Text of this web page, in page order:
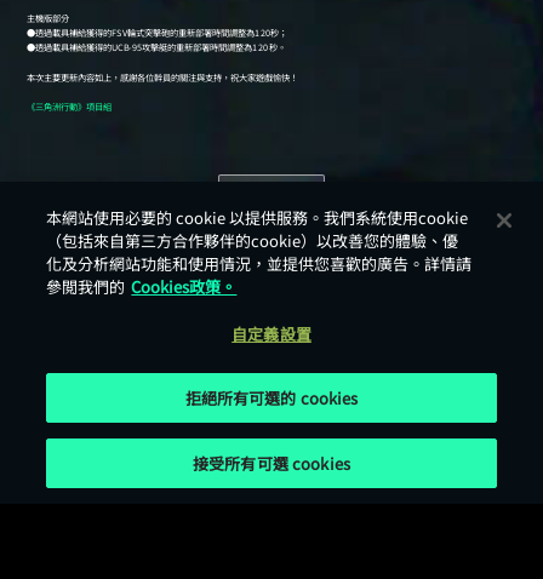
本網站使用必要的 cookie 以提供服務。我們系統使用cookie
（包括來自第三方合作夥伴的cookie）以改善您的體驗、優
化及分析網站功能和使用情況，並提供您喜歡的廣告。詳情請
參閲我們的 Cookies政策。
自定義設置
拒絕所有可選的 cookies
接受所有可選 cookies